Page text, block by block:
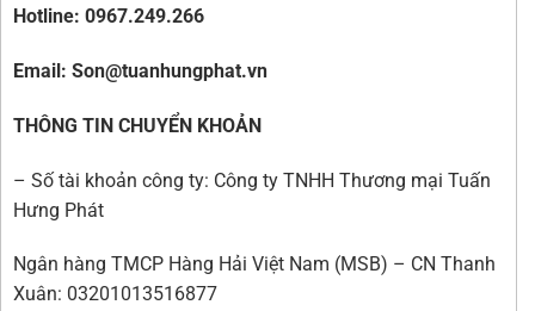
Hotline: 0967.249.266
Email: Son@tuanhungphat.vn
THÔNG TIN CHUYỂN KHOẢN
– Số tài khoản công ty: Công ty TNHH Thương mại Tuấn
Hưng Phát
Ngân hàng TMCP Hàng Hải Việt Nam (MSB) – CN Thanh
Xuân: 03201013516877